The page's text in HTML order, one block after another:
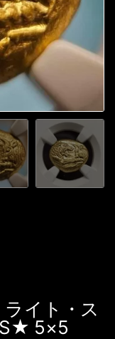
イト・ス
5×5